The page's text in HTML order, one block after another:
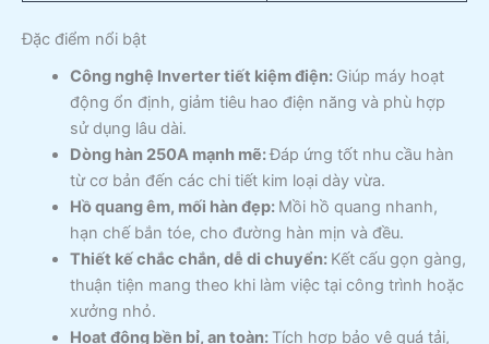
Đặc điểm nổi bật
Công nghệ Inverter tiết kiệm điện: Giúp máy hoạt
động ổn định, giảm tiêu hao điện năng và phù hợp
sử dụng lâu dài.
Dòng hàn 250A mạnh mẽ:Đáp ứng tốt nhu cầu hàn
từ cơ bản đến các chi tiết kim loại dày vừa.
Hồ quang êm, mối hàn đẹp: Mồi hồ quang nhanh,
hạn chế bắn tóe, cho đường hàn mịn và đều.
Thiết kế chắc chắn, dễ di chuyển: Kết cấu gọn gàng,
thuận tiện mang theo khi làm việc tại công trình hoặc
xưởng nhỏ.
Hoạt động bền bỉ, an toàn: Tích hợp bảo vệ quá tải,